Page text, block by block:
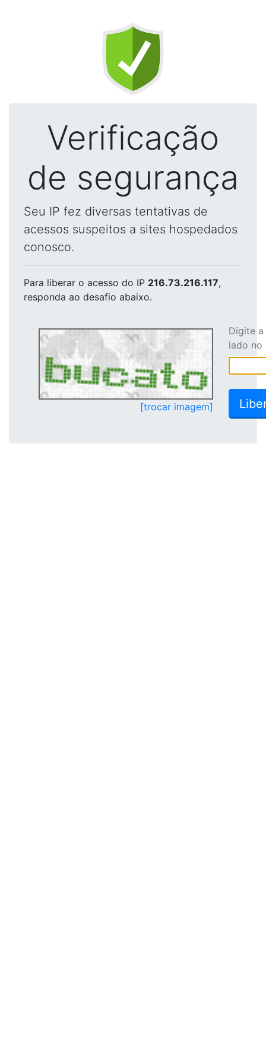
Verificação
de segurança
Seu IP fez diversas tentativas de
acessos suspeitos a sites hospedados
conosco.
Para liberar o acesso do IP 216.73.216.117,
responda ao desafio abaixo.
[trocar imagem]
Digite
lado no